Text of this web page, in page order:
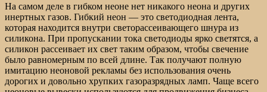
На самом деле в гибком неоне нет никакого неона и других
инертных газов. Гибкий неон — это светодиодная лента,
которая находится внутри светорассеивающего шнура из
силикона. При пропускании тока светодиоды ярко светятся, а
силикон рассеивает их свет таким образом, чтобы свечение
было равномерным по всей длине. Так получают полную
имитацию неоновой рекламы без использования очень
дорогих и довольно хрупких газоразрядных ламп. Чаще всего